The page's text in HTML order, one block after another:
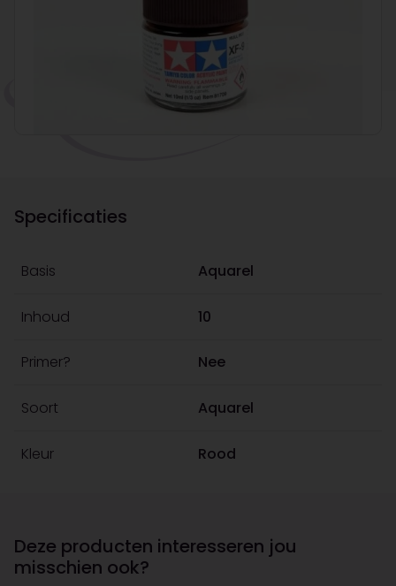
Specificaties
Basis Aquarel
Inhoud 10
Primer? Nee
Soort Aquarel
Kleur Rood
Deze producten interesseren jou
misschien ook?